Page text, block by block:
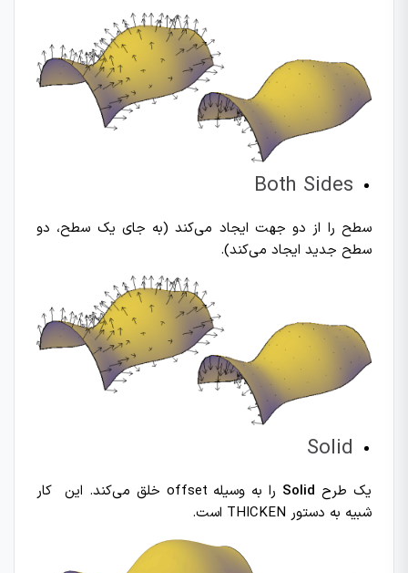
Both Sides
سطح را از دو جهت ایجاد می‌کند (به جای یک سطح‌، دو
سطح جدید ایجاد می‌کند).
Solid
یک طرح Solid
را به وسیله offset خلق می‌کند. این کار
شبیه به دستور THICKEN است.